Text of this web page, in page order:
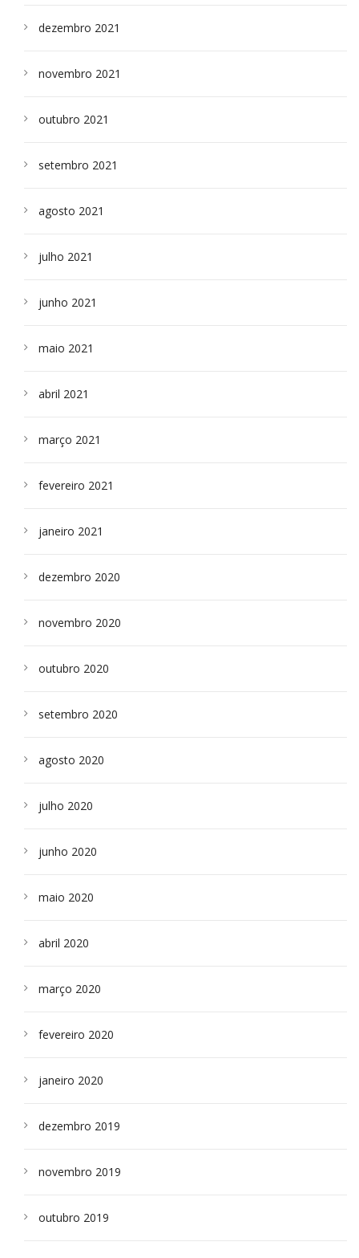
dezembro 2021
novembro 2021
outubro 2021
setembro 2021
agosto 2021
julho 2021
junho 2021
maio 2021
abril 2021
março 2021
fevereiro 2021
janeiro 2021
dezembro 2020
novembro 2020
outubro 2020
setembro 2020
agosto 2020
julho 2020
junho 2020
maio 2020
abril 2020
março 2020
fevereiro 2020
janeiro 2020
dezembro 2019
novembro 2019
outubro 2019